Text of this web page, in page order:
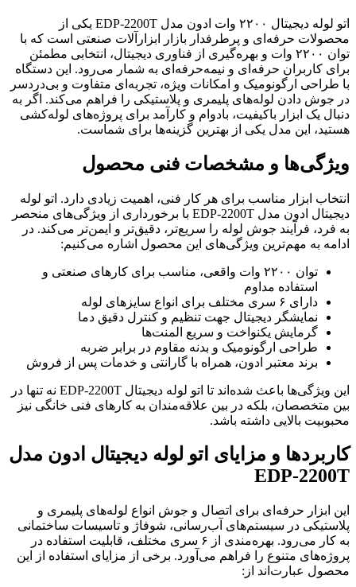
اتو لوله دیجیتال ۲۲۰۰ وات ادون مدل EDP-2200T یکی از
محصولات حرفه‌ای و پرطرفدار بازار ابزارآلات صنعتی است که با
توان ۲۲۰۰ وات و بهره‌گیری از فناوری دیجیتال، انتخابی مطمئن
برای کاربران حرفه‌ای و نیمه‌حرفه‌ای به شمار می‌رود. این دستگاه
با طراحی ارگونومیک و امکانات ویژه، تجربه‌ای متفاوت و بی‌دردسر
در جوش دادن لوله‌های پلیمری و پلاستیکی را فراهم می‌کند. اگر به
دنبال یک ابزار باکیفیت، بادوام و کارآمد برای پروژه‌های لوله‌کشی
هستید، این مدل یکی از بهترین گزینه‌ها برای شماست.
ویژگی‌ها و مشخصات فنی محصول
انتخاب ابزار مناسب برای هر کار فنی، اهمیت زیادی دارد. اتو لوله
دیجیتال ادون مدل EDP-2200T با برخورداری از ویژگی‌های منحصر
به فرد، فرآیند جوش لوله را سریع‌تر، دقیق‌تر و ایمن‌تر می‌کند. در
ادامه به مهم‌ترین ویژگی‌های این محصول اشاره می‌کنیم:
توان ۲۲۰۰ وات واقعی، مناسب برای کارهای صنعتی و
استفاده مداوم
دارای ۶ سری مختلف برای انواع سایزهای لوله
نمایشگر دیجیتال جهت تنظیم و کنترل دقیق دما
گرمایش یکنواخت و سریع المنت‌ها
طراحی ارگونومیک و بدنه مقاوم در برابر ضربه
برند معتبر ادون، همراه با گارانتی و خدمات پس از فروش
این ویژگی‌ها باعث شده‌اند تا اتو لوله دیجیتال EDP-2200T نه تنها در
بین متخصصان، بلکه در بین علاقه‌مندان به کارهای فنی خانگی نیز
محبوبیت بالایی داشته باشد.
کاربردها و مزایای اتو لوله دیجیتال ادون مدل
EDP-2200T
این ابزار حرفه‌ای برای اتصال و جوش انواع لوله‌های پلیمری و
پلاستیکی در سیستم‌های آب‌رسانی، شوفاژ و تاسیسات ساختمانی
به کار می‌رود. بهره‌مندی از ۶ سری مختلف، قابلیت استفاده در
پروژه‌های متنوع را فراهم می‌آورد. برخی از مزایای استفاده از این
محصول عبارت‌اند از: